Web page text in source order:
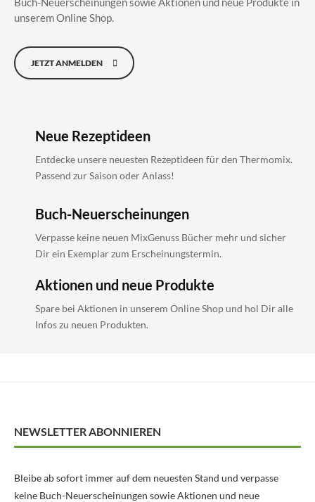
unserem Online Shop.
JETZT ANMELDEN
Neue Rezeptideen
Entdecke unsere neuesten Rezeptideen für den Thermomix.
Passend zur Saison oder Anlass!
Buch-Neuerscheinungen
Verpasse keine neuen MixGenuss Bücher mehr und sicher
Dir ein Exemplar zum Erscheinungstermin.
Aktionen und neue Produkte
Spare bei Aktionen in unserem Online Shop und hol Dir alle
Infos zu neuen Produkten.
NEWSLETTER ABONNIEREN
Bleibe ab sofort immer auf dem neuesten Stand und verpasse
keine Buch-Neuerscheinungen sowie Aktionen und neue